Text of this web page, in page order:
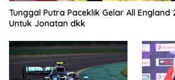
Tunggal Putra Paceklik Gelar All England
Untuk Jonatan dkk